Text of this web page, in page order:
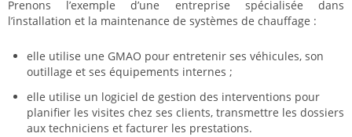
Prenons l’exemple d’une entreprise spécialisée dans
l’installation et la maintenance de systèmes de chauffage :
elle utilise une GMAO pour entretenir ses véhicules, son
outillage et ses équipements internes ;
elle utilise un logiciel de gestion des interventions pour
planifier les visites chez ses clients, transmettre les dossiers
aux techniciens et facturer les prestations.